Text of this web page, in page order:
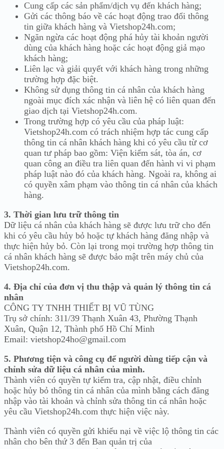
Cung cấp các sản phẩm/dịch vụ đến khách hàng;
Gửi các thông báo về các hoạt động trao đổi thông
tin giữa khách hàng và Vietshop24h.com;
Ngăn ngừa các hoạt động phá hủy tài khoản người
dùng của khách hàng hoặc các hoạt động giả mạo
khách hàng;
Liên lạc và giải quyết với khách hàng trong những
trường hợp đặc biệt.
Không sử dụng thông tin cá nhân của khách hàng
ngoài mục đích xác nhận và liên hệ có liên quan đến
giao dịch tại Vietshop24h.com.
Trong trường hợp có yêu cầu của pháp luật:
Vietshop24h.com có trách nhiệm hợp tác cung cấp
thông tin cá nhân khách hàng khi có yêu cầu từ cơ
quan tư pháp bao gồm: Viện kiểm sát, tòa án, cơ
quan công an điều tra liên quan đến hành vi vi phạm
pháp luật nào đó của khách hàng. Ngoài ra, không ai
có quyền xâm phạm vào thông tin cá nhân của khách
hàng.
3. Thời gian lưu trữ thông tin
Dữ liệu cá nhân của khách hàng sẽ được lưu trữ cho đến
khi có yêu cầu hủy bỏ hoặc tự khách hàng đăng nhập và
thực hiện hủy bỏ. Còn lại trong mọi trường hợp thông tin
cá nhân khách hàng sẽ được bảo mật trên máy chủ của
Vietshop24h.com.
4. Địa chỉ của đơn vị thu thập và quản lý thông tin cá
nhân
CÔNG TY TNHH THIẾT BỊ VŨ TÙNG
Trụ sở chính: 311/39 Thạnh Xuân 43, Phường Thạnh
Xuân, Quận 12, Thành phố Hồ Chí Minh
Email: vietshop24ho@gmail.com
5. Phương tiện và công cụ để người dùng tiếp cận và
chỉnh sửa dữ liệu cá nhân của mình.
Thành viên có quyền tự kiểm tra, cập nhật, điều chỉnh
hoặc hủy bỏ thông tin cá nhân của mình bằng cách đăng
nhập vào tài khoản và chỉnh sửa thông tin cá nhân hoặc
yêu cầu Vietshop24h.com thực hiện việc này.
Thành viên có quyền gửi khiếu nại về việc lộ thông tin các
nhân cho bên thứ 3 đến Ban quản trị của